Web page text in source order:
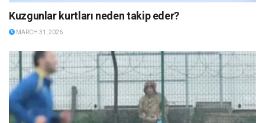
Kuzgunlar kurtları neden takip eder?
MARCH 31, 2026